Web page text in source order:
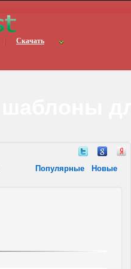
Скачать
Популярные Новые